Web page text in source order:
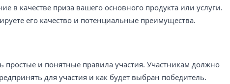
качестве приза вашего основного продукта или услуги.
его качество и потенциальные преимущества.
и понятные правила участия. Участникам должно
для участия и как будет выбран победитель.